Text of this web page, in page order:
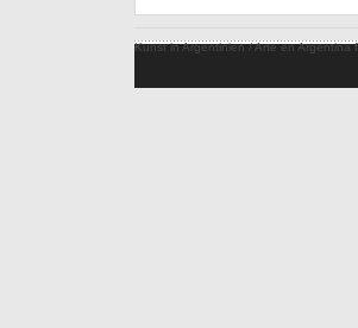
Kunst in Argentinien / Arte en Argentina